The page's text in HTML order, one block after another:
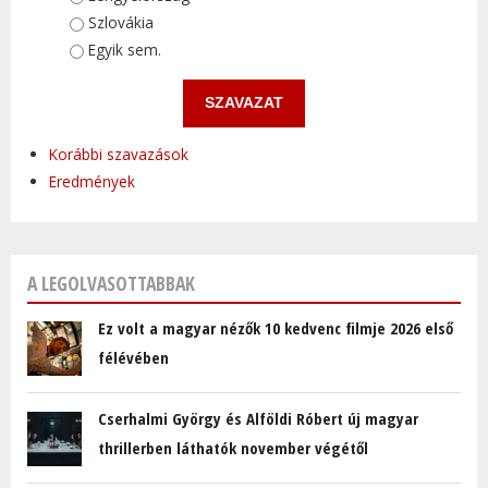
Szlovákia
Egyik sem.
Korábbi szavazások
Eredmények
A LEGOLVASOTTABBAK
Ez volt a magyar nézők 10 kedvenc filmje 2026 első
félévében
Cserhalmi György és Alföldi Róbert új magyar
thrillerben láthatók november végétől